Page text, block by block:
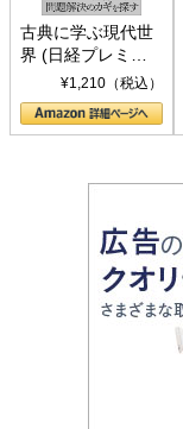
古典に学ぶ現代世
界 (日経プレミア
シリーズ)¥1,210（税込）